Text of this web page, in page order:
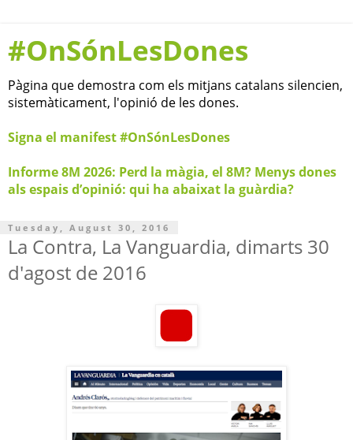
#OnSónLesDones
Pàgina que demostra com els mitjans catalans silencien,
sistemàticament, l'opinió de les dones.
Signa el manifest #OnSónLesDones
Informe 8M 2026: Perd la màgia, el 8M? Menys dones
als espais d’opinió: qui ha abaixat la guàrdia?
Tuesday, August 30, 2016
La Contra, La Vanguardia, dimarts 30
d'agost de 2016